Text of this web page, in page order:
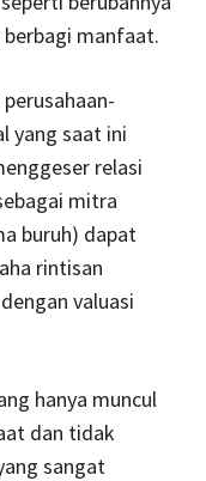
manfaat.
yang saat ini
relasi
mitra
buruh) dapat
rintisan
valuasi
hanya muncul
dan tidak
sangat